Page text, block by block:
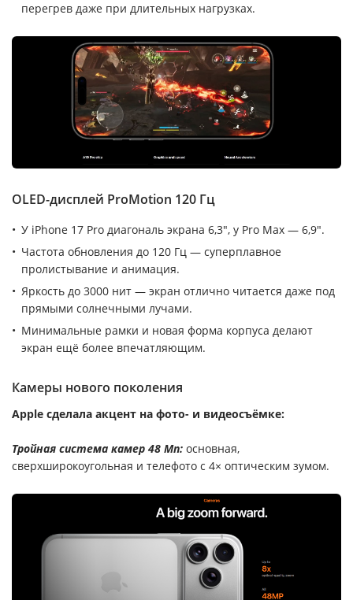
перегрев даже при длительных нагрузках.
OLED-дисплей ProMotion 120 Гц
У iPhone 17 Pro диагональ экрана 6,3″, у Pro Max — 6,9″.
Частота обновления до 120 Гц — суперплавное
пролистывание и анимация.
Яркость до 3000 нит — экран отлично читается даже под
прямыми солнечными лучами.
Минимальные рамки и новая форма корпуса делают
экран ещё более впечатляющим.
Камеры нового поколения
Apple сделала акцент на фото- и видеосъёмке:
Тройная система камер 48 Мп: основная,
сверхширокоугольная и телефото с 4× оптическим зумом.